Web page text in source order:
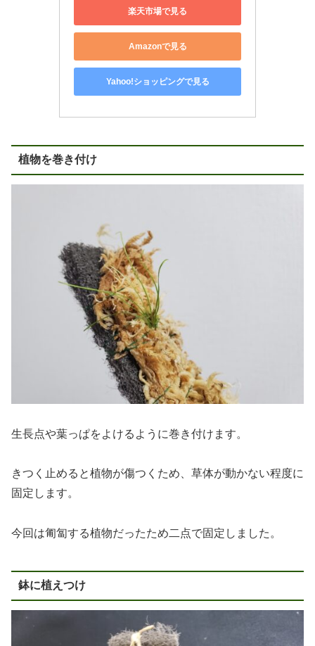
楽天市場で見る
Amazonで見る
Yahoo!ショッピングで見る
植物を巻き付け
生長点や葉っぱをよけるように巻き付けます。
きつく止めると植物が傷つくため、草体が動かない程度に
固定します。
今回は匍匐する植物だったため二点で固定しました。
鉢に植えつけ